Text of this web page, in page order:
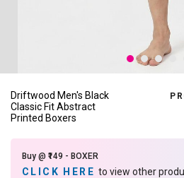
Driftwood Men's Black
Classic Fit Abstract
Printed Boxers
Buy @ ₹149 - BOXER
CLICK HEREto view other